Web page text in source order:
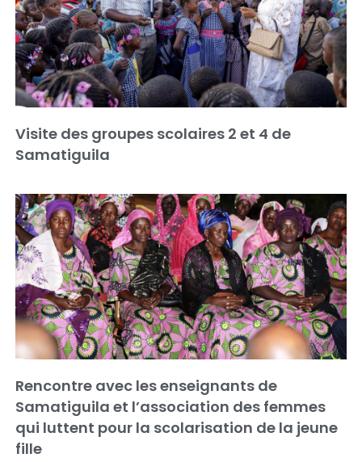
Visite des groupes scolaires 2 et 4 de
Samatiguila
Rencontre avec les enseignants de
Samatiguila et l’association des femmes
qui luttent pour la scolarisation de la jeune
fille